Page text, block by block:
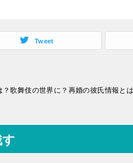
Tweet
？歌舞伎の世界に？再婚の彼氏情報と